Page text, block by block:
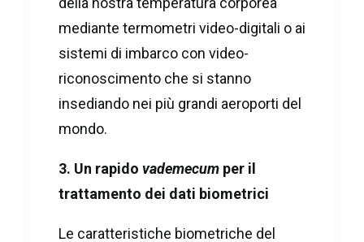
mediante termometri video-digitali o ai
sistemi di imbarco con video-
riconoscimento che si stanno
insediando nei più grandi aeroporti del
mondo.
3. Un rapido vademecum per il
trattamento dei dati biometrici
Le caratteristiche biometriche del